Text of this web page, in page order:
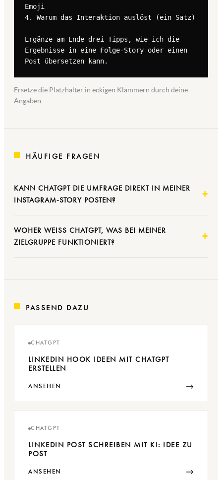
Emoji
4. Warum das Interaktion auslöst (ein Satz)
Ergänze am Ende drei Tipps, wie ich die
Ergebnisse in eine Folge-Story oder einen
Post übersetzen kann.
Ersetze die Platzhalter in eckigen Klammern durch deine
Angaben.
HÄUFIGE FRAGEN
KANN CHATGPT DIE UMFRAGE DIREKT IN MEINER
INSTAGRAM-STORY POSTEN?
WOHER WEISS CHATGPT, WAS BEI MEINER Z
IELGRUPPE FUNKTIONIERT?
PASSEND DAZU
CHATGPT
LINKEDIN HOOK IDEEN MIT CHATGPT
ERSTELLEN
ANSEHEN →
CHATGPT
LINKEDIN POST SCHREIBEN MIT KI: IDEE ZU
POST
ANSEHEN →